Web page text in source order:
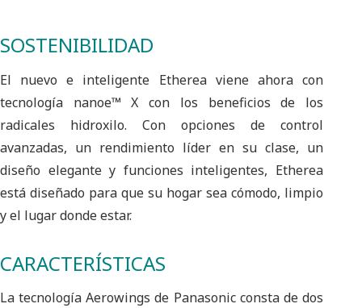
SOSTENIBILIDAD
El nuevo e inteligente Etherea viene ahora con
tecnología nanoe™ X con los beneficios de los
radicales hidroxilo. Con opciones de control
avanzadas, un rendimiento líder en su clase, un
diseño elegante y funciones inteligentes, Etherea
está diseñado para que su hogar sea cómodo, limpio
y el lugar donde estar.
CARACTERÍSTICAS
La tecnología Aerowings de Panasonic consta de dos